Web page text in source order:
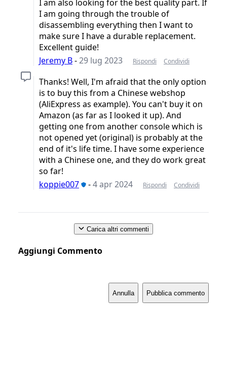
I am also looking for the best quality part. If
I am going through the trouble of
disassembling everything then I want to
make sure I have a durable replacement.
Excellent guide!
Jeremy B-29 lug 2023 Rispondi Condividi
Thanks! Well, I'm afraid that the only option
is to buy this from a Chinese webshop
(AliExpress as example). You can't buy it on
Amazon (as far as I looked it up). And
getting one from another console which is
not opened yet (original) is probably at the
end of it's life time. I have some experience
with a Chinese one, and they do work great
so far!
koppie007
-4 apr 2024 Rispondi Condividi
Carica altri commenti
Aggiungi Commento
Annulla Pubblica commento